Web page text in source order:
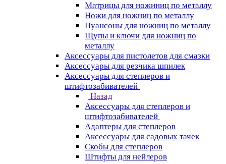
Матрицы для ножиниц по металлу
Ножи для ножниц по металлу
Пуансоны для ножниц по металлу
Щупы и ключи для ножниц по
металлу
Аксессуары для пистолетов для смазки
Аксессуары для резчика шпилек
Аксессуары для степлеров и
штифтозабивателей
Назад
Аксессуары для степлеров и
штифтозабивателей
Адаптеры для степлеров
Аксессуары для садовых тачек
Скобы для степлеров
Штифты для нейлеров